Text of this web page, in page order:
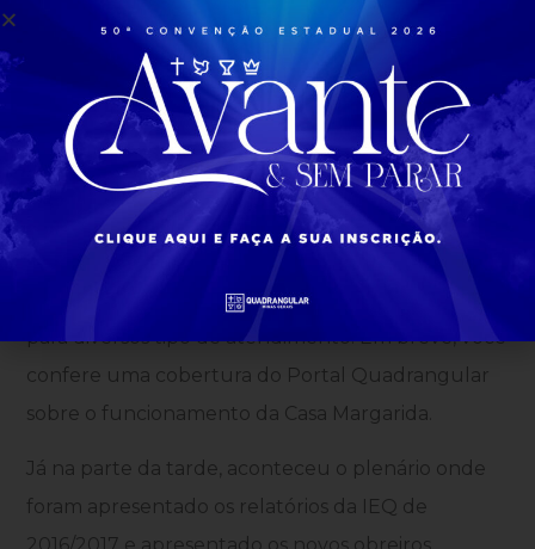
direcionado pelo Pr. Fausto França,
superintendente da cidade de Divinópolis. Em sua
ministração, ele falou sobre o chamado de
pastoreio e sobre o tema de missões.
Ainda no período da manhã, a Pra. Bianca trouxe
já está funcionando e recebendo as mulheres
para diversos tipo de atendimento. Em breve, você
confere uma cobertura do Portal Quadrangular
sobre o funcionamento da Casa Margarida.
Já na parte da tarde, aconteceu o plenário onde
foram apresentado os relatórios da IEQ de